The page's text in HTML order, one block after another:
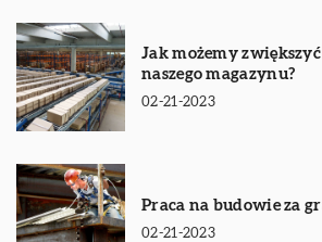
Jak możemy
naszego magazynu?
02-21-2023
Praca na budowie za
02-21-2023